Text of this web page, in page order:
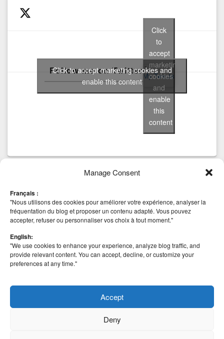
Manage Consent
Français :
"Nous utilisons des cookies pour améliorer votre expérience, analyser la
fréquentation du blog et proposer un contenu adapté. Vous pouvez
accepter, refuser ou personnaliser vos choix à tout moment."
English:
"We use cookies to enhance your experience, analyze blog traffic, and
provide relevant content. You can accept, decline, or customize your
preferences at any time."
Accept
Deny
Follow me on TwitterMy Tweets
Click
to
accept
marketing
cookies
and
enable
this
content
Click to accept marketing cookies and
enable this content
AHVanti virus Backup block CBT Cluster Mode
Community
Edition Deep Security 8 esxi HA Hyper-vinstallation
MICROSOFT Mise à jour Nutanix scvmm
Site Recovery Manager
VHD VHDX VIRTUALISATION VMDK VMFS 5 vmfs 5.58
VMWARE vSphere 5
ReplicationvSphere Web Client Windows 8 windows